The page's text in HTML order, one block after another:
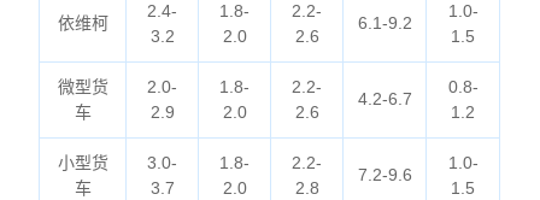
依维柯
2.4-
3.2
1.8-
2.0
2.2-
2.6
6.1-9.2
1.0-
1.5
微型货
车
2.0-
2.9
1.8-
2.0
2.2-
2.6
4.2-6.7
0.8-
1.2
小型货
车
3.0-
3.7
1.8-
2.0
2.2-
2.8
7.2-9.6
1.0-
1.5